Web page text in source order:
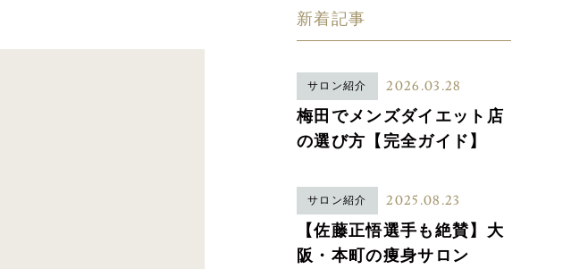
新着記事
サロン紹介 2026.03.28
梅田でメンズダイエット店
の選び方【完全ガイド】
サロン紹介 2025.08.23
【佐藤正悟選手も絶賛】大
阪・本町の痩身サロン